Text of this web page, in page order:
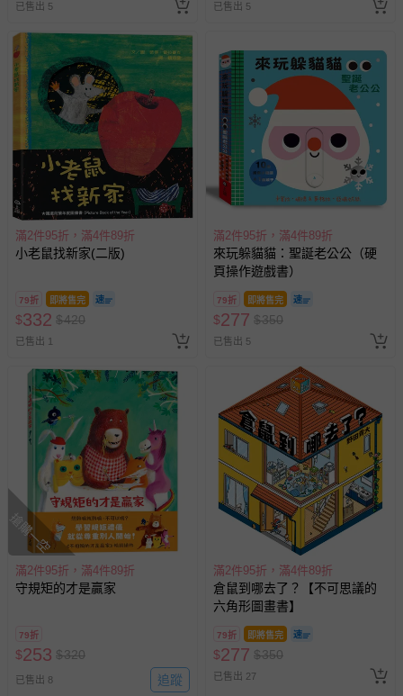
運送服務：目前提供的運送僅限台灣本島。如您位於離島地
區，可能會無法配送，或須依據商品需加收離島運費。廠商
亦保留出貨與否的權利。離島、偏遠地區、樓層親送等加價
費用，可能會另需加收。
商品實際的配達日期，可於訂單個人資料內的查詢訂單內，
已出貨通知之訊息為主。
如您收到商品，請依正常流程檢查是否完好，若商品遇瑕疵
情形，您可申請更換新品或退貨，請見：
退貨的辦理流程
若您對於會員帳號、商品訂購與資訊、購物流程、付款方
式、折價券與購物金的使用、退貨及商品運送方式等有疑
問，你可詳見：媽咪愛客服中心。
預購商品：預購為海外同步代購，遇缺貨即會通知媽咪並協
商品如因「價格、組合」等錯誤原因，導致無法安排出貨，
會主動以簡訊及mail通知訂單取消事宜，並將提供適當補
償。
已售出 5 已售出 5
滿2件95折，滿4件89折
小老鼠找新家(二版)
79折 即將售完
$332 $420
已售出 1
滿2件95折，滿4件89折
來玩躲貓貓：聖誕老公公（硬
頁操作遊戲書）
79折 即將售完
$277 $350
已售出 5
搶購一空
滿2件95折，滿4件89折
守規矩的才是贏家
79折
$253 $320
已售出 8 追蹤
滿2件95折，滿4件89折
倉鼠到哪去了？【不可思議的
六角形圖畫書】
79折 即將售完
$277 $350
已售出 27